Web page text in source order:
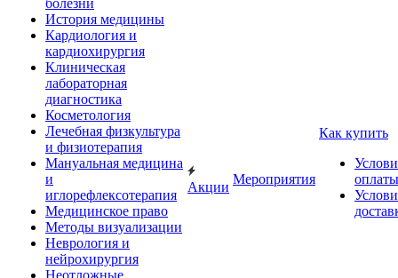
болезни
История медицины
Кардиология и
кардиохирургия
Клиническая
лабораторная
диагностика
Косметология
Лечебная физкультура
и физиотерапия
Мануальная медицина
и
иглорефлексотерапия
Медицинское право
Методы визуализации
Неврология и
нейрохирургия
Неотложные
Акции
Мероприятия
Как купить
оплаты